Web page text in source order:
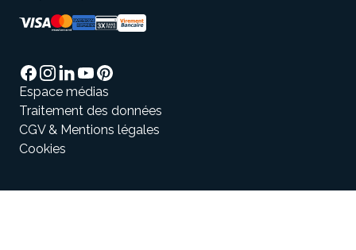
Espace médias
Traitement des données
CGV & Mentions légales
Cookies